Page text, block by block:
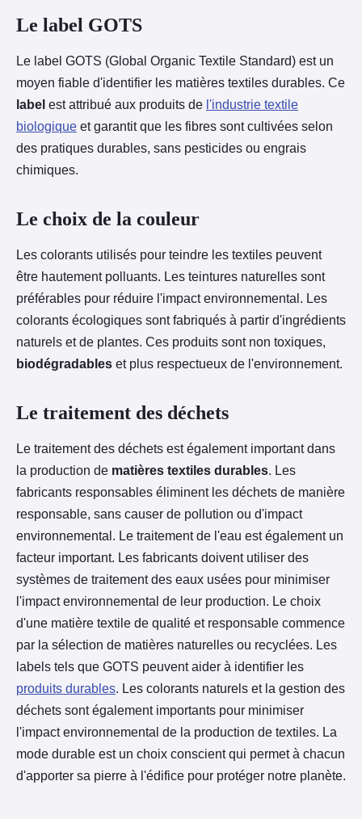
Le label GOTS
Le label GOTS (Global Organic Textile Standard) est un
moyen fiable d'identifier les matières textiles durables. Ce
label est attribué aux produits de l'industrie textile
biologique et garantit que les fibres sont cultivées selon
des pratiques durables, sans pesticides ou engrais
chimiques.
Le choix de la couleur
Les colorants utilisés pour teindre les textiles peuvent
être hautement polluants. Les teintures naturelles sont
préférables pour réduire l'impact environnemental. Les
colorants écologiques sont fabriqués à partir d'ingrédients
naturels et de plantes. Ces produits sont non toxiques,
biodégradables et plus respectueux de l'environnement.
Le traitement des déchets
Le traitement des déchets est également important dans
la production de matières textiles durables. Les
fabricants responsables éliminent les déchets de manière
responsable, sans causer de pollution ou d'impact
environnemental. Le traitement de l'eau est également un
facteur important. Les fabricants doivent utiliser des
systèmes de traitement des eaux usées pour minimiser
l'impact environnemental de leur production. Le choix
d'une matière textile de qualité et responsable commence
par la sélection de matières naturelles ou recyclées. Les
labels tels que GOTS peuvent aider à identifier les
produits durables. Les colorants naturels et la gestion des
déchets sont également importants pour minimiser
l'impact environnemental de la production de textiles. La
mode durable est un choix conscient qui permet à chacun
d'apporter sa pierre à l'édifice pour protéger notre planète.